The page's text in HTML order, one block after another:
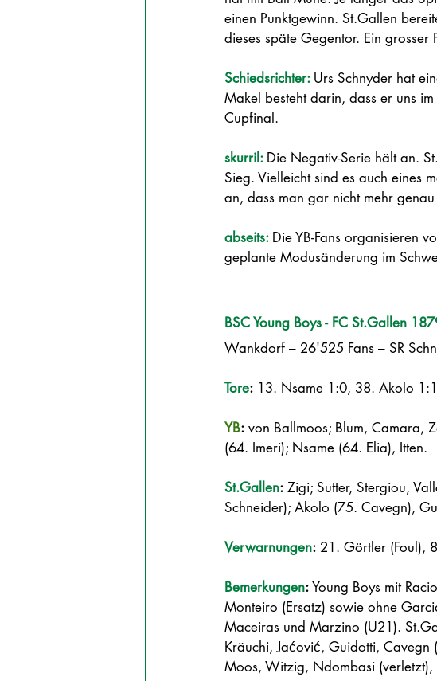
einen Punktgewinn. St.Gallen
dieses späte Gegentor. Ein grosser
Schiedsrichter: Urs Schnyder hat
Makel besteht darin, dass er uns
Cupfinal.
skurril: Die Negativ-Serie hält an.
Sieg. Vielleicht sind es auch eines
an, dass man gar nicht mehr
abseits: Die YB-Fans organisieren
geplante Modusänderung im
BSC Young Boys - FC St.Gallen
Wankdorf – 26'525 Fans – SR
Tore: 13. Nsame 1:0, 38. Akolo
YB: von Ballmoos; Blum, Camara,
(64. Imeri); Nsame (64. Elia), Itten.
St.Gallen: Zigi; Sutter, Stergiou,
Schneider); Akolo (75. Cavegn),
Verwarnungen: 21. Görtler (Foul),
Bemerkungen: Young Boys mit
Monteiro (Ersatz) sowie ohne
Maceiras und Marzino (U21).
Kräuchi, Jaćović, Guidotti, Cavegn
Moos, Witzig, Ndombasi (verletzt),